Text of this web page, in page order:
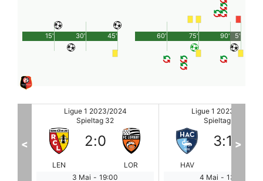
45'
15' 30' 90'
60' 75' 5'
Ligue 1 2023/2024
Spieltag 32
HAV
3:1
STR
4 Mai - 13:00
Ligue 1 2023/2024
Spieltag 32
MON
4:1
4 Mai - 15:00
< >